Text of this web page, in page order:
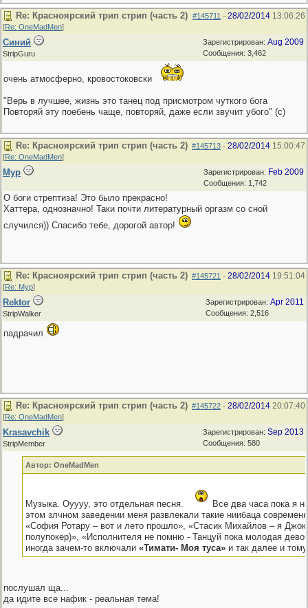
#145711 - 28/02/2014 13:06:26
Re: Красноярский трип стрип (часть 2)
[Re: OneMadMen]
Зарегистрирован: Aug 2009
Сообщения: 3,462
Синий
StripGuru
очень атмосферно, кровостоковски
"Верь в лучшее, жизнь это танец под присмотром чуткого бога
Повторяй эту поебень чаще, повторяй, даже если звучит убого" (с)
#145713 - 28/02/2014 15:00:47
Re: Красноярский трип стрип (часть 2)
[Re: OneMadMen]
Зарегистрирован: Feb 2009
Сообщения: 1,742
Мур
О боги стрептиза! Это было прекрасно!
Хаттера, однозначно! Таки почти литературный оргазм со сной
случился)) Спасибо тебе, дорогой автор!
#145721 - 28/02/2014 19:51:04
Re: Красноярский трип стрип (часть 2)
[Re: Мур]
Зарегистрирован: Apr 2011
Сообщения: 2,516
Rektor
StripWalker
падрачил
#145722 - 28/02/2014 20:07:40
Re: Красноярский трип стрип (часть 2)
[Re: OneMadMen]
Зарегистрирован: Sep 2013
Сообщения: 580
Krasavchik
StripMember
Автор: OneMadMen
Музыка. Оуууу, это отдельная песня.
Все два часа пока я
этом злчном заведении меня развлекали такие ниибаца
«София Ротару – вот и лето прошло», «Стасик Михайлов – я
полупокер)», «Исполнителя не помню - Танцуй пока молодая
иногда зачем-то включали «Тимати- Моя туса»и так далее и
послушал ща...
да идите все нафик - реальная тема!